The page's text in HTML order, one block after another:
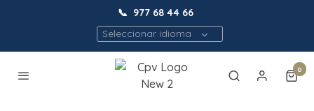
📞 977 68 44 66
Seleccionar idioma
0